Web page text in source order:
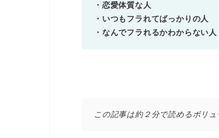
・恋愛体質な人
・いつもフラれてばっかりの人
・なんでフラれるかわからない人
この記事は約２分で読めるボリ